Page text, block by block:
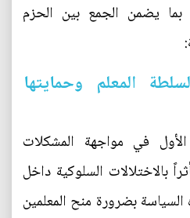
بما يضمن الجمع بين الحزم
المعلم وحمايتها
في مواجهة المشكلات
بالاختلالات السلوكية داخل
بضرورة منح المعلمين